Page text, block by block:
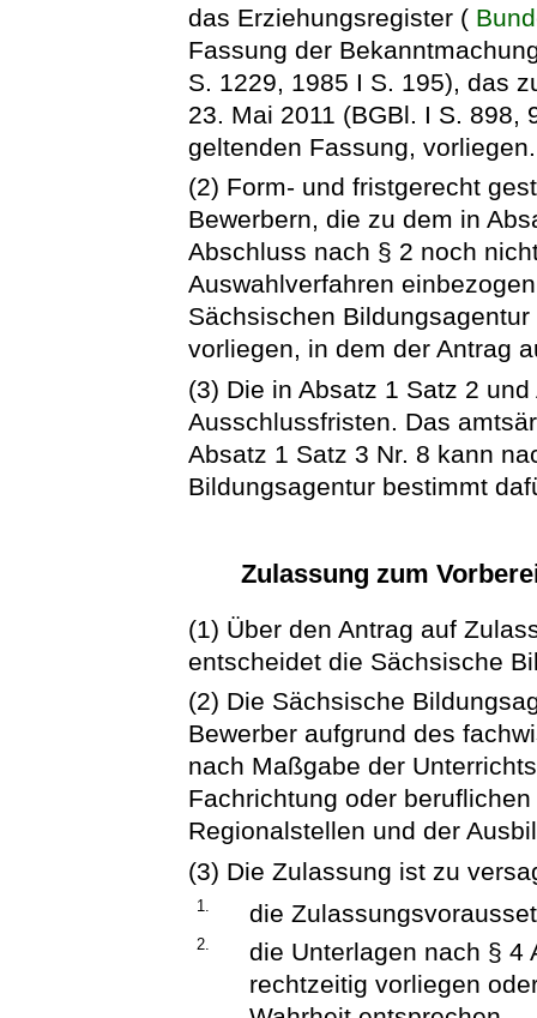
das Erziehungsregister (
Fassung der
S. 1229, 1985 I S. 195), das
23. Mai 2011 (BGBl. I S. 898,
geltenden Fassung, vorliegen.
(2) Form- und fristgerecht
Bewerbern, die zu dem in
Abschluss nach § 2 noch
Auswahlverfahren
Sächsischen
vorliegen, in dem der Antrag
(3) Die in Absatz 1 Satz 2
Ausschlussfristen. Das
Absatz 1 Satz 3 Nr. 8 kann
Bildungsagentur bestimmt
Zulassung zum
(1) Über den Antrag auf
entscheidet die Sächsische
(2) Die Sächsische
Bewerber aufgrund des
nach Maßgabe der
Fachrichtung oder
Regionalstellen und der
(3) Die Zulassung ist zu
1. die
2.
die Unterlagen nach § 4
rechtzeitig vorliegen